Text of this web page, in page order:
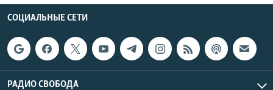
СОЦИАЛЬНЫЕ СЕТИ
РАДИО СВОБОДА